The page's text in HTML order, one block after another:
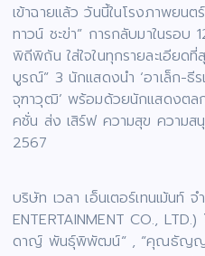
เข้าฉายแล้ว วันนี้ในโรงภาพยน
ทาวน์ ชะข่า” การกลับมาในรอบ
พิถีพิถัน ใส่ใจในทุกรายละเอียด
บูรณ์” 3 นักแสดงนำ ‘อาเล็ก-ธีร
จุฑาวุฒิ’ พร้อมด้วยนักแสดงตล
คชั่น ส่ง เสิร์ฟ ความสุข ความส
2567
บริษัท เวลา เอ็นเตอร์เทนเม้นท์
ENTERTAINMENT CO.,
ดาญ์ พันธุ์พิพัฒน์“ , “คุณธัญญธ